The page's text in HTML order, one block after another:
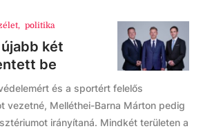
, politika
két
be
és a sportért felelős
vezetné, Melléthei-Barna Márton pedig
irányítaná. Mindkét területen a